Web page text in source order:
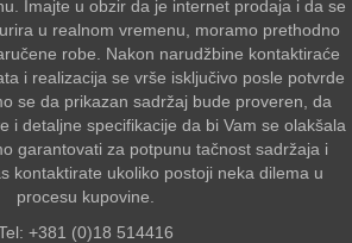
Imajte u obzir da je internet prodaja i da se
u realnom vremenu, moramo prethodno
robe. Nakon narudžbine kontaktiraće
i realizacija se vrše isključivo posle potvrde
se da prikazan sadržaj bude proveren, da
i detaljne specifikacije da bi Vam se olakšala
garantovati za potpunu tačnost sadržaja i
kontaktirate ukoliko postoji neka dilema u
procesu kupovine.
+381 (0)18 514416